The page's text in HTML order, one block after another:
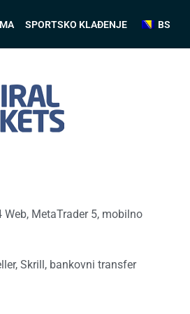
SPORTSKO KLAĐENJE BS
Web, MetaTrader 5, mobilno
Skrill, bankovni transfer